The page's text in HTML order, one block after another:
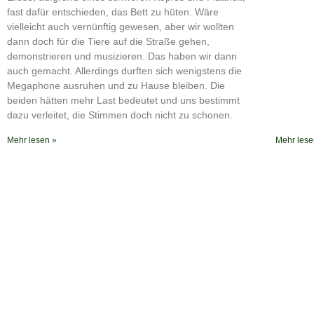
RSS FEED
fast dafür entschieden, das Bett zu hüten. Wäre
vielleicht auch vernünftig gewesen, aber wir wollten
dann doch für die Tiere auf die Straße gehen,
demonstrieren und musizieren. Das haben wir dann
auch gemacht. Allerdings durften sich wenigstens die
Megaphone ausruhen und zu Hause bleiben. Die
beiden hätten mehr Last bedeutet und uns bestimmt
dazu verleitet, die Stimmen doch nicht zu schonen.
Mehr lesen » Mehr